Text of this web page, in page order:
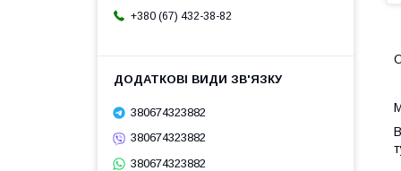
+380 (67) 432-38-82
380674323882
380674323882
380674323882